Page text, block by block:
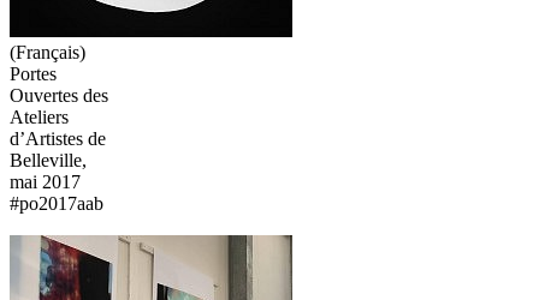
(Français)
Portes
Ouvertes des
Ateliers
d’Artistes de
Belleville,
mai 2017
#po2017aab